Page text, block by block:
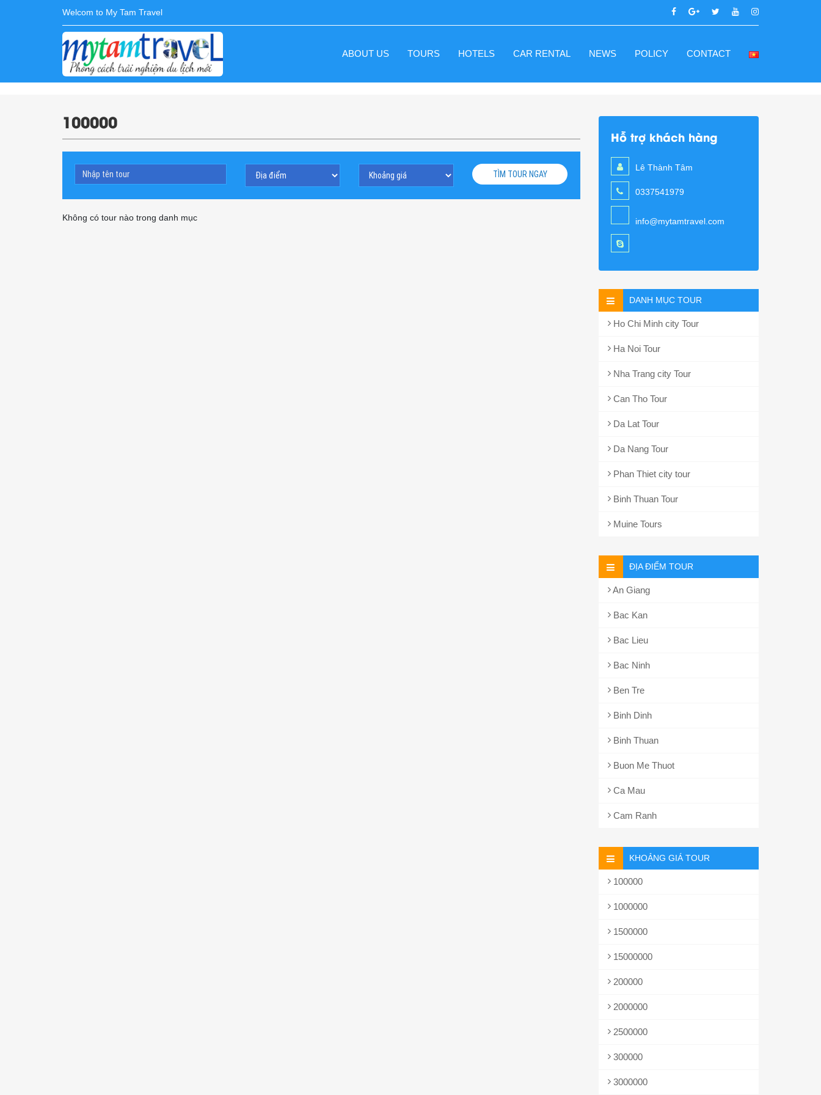
Welcom to My Tam Travel
ABOUT US TOURS HOTELS CAR RENTAL NEWS POLICY CONTACT
100000
TÌM TOUR NGAY
Không có tour nào trong danh mục
Hỗ trợ khách hàng
Lê Thành Tâm
0337541979
info@mytamtravel.com
DANH MỤC TOUR
Ho Chi Minh city Tour
Ha Noi Tour
Nha Trang city Tour
Can Tho Tour
Da Lat Tour
Da Nang Tour
Phan Thiet city tour
Binh Thuan Tour
Muine Tours
ĐỊA ĐIỂM TOUR
An Giang
Bac Kan
Bac Lieu
Bac Ninh
Ben Tre
Binh Dinh
Binh Thuan
Buon Me Thuot
Ca Mau
Cam Ranh
KHOẢNG GIÁ TOUR
100000
1000000
1500000
15000000
200000
2000000
2500000
300000
3000000